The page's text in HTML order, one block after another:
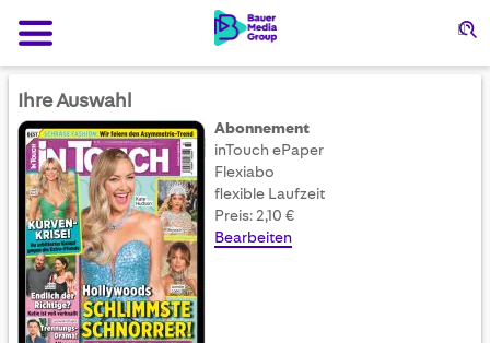
Ihre Auswahl
Abonnement
inTouch ePaper
Flexiabo
flexible Laufzeit
Preis: 2,10 €
Bearbeiten